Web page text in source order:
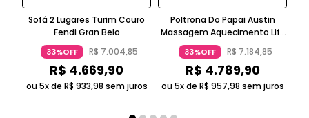
Sofá 2 Lugares Turim Couro
Fendi Gran Belo
33%OFF R$7.004,85
R$ 4.669,90
ou 5x de R$ 933,98 sem juros
Poltrona Do Papai Austin
Massagem Aquecimento Lift
PU Bege Gran Belo
33%OFF R$7.184,85
R$ 4.789,90
ou 5x de R$ 957,98 sem juros